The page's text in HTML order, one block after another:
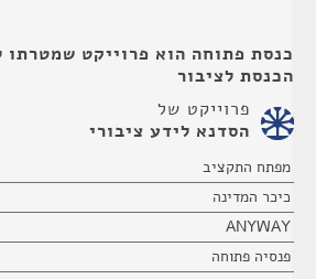
כנסת פתוחה הוא פרוייקט
הכנסת לציבור
פרוייקט של
הסדנא לידע ציבורי
מפתח התקציב
כיכר המדינה
ANYWAY
פנסיה פתוחה